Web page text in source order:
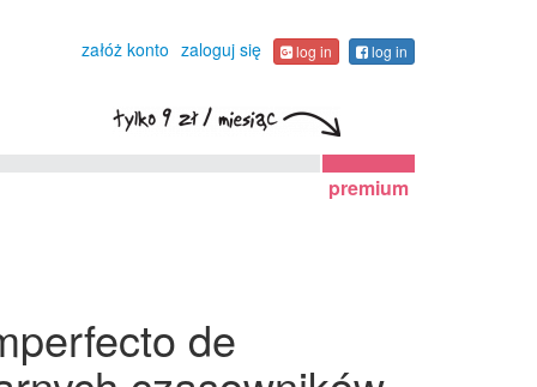
załóż konto zaloguj się log in log in
premium
de